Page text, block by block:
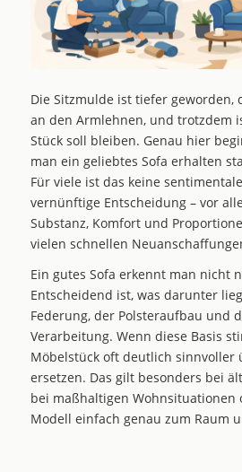
Die Sitzmulde ist tiefer geworden,
an den Armlehnen, und trotzdem
Stück soll bleiben. Genau hier
man ein geliebtes Sofa erhalten
Für viele ist das keine
vernünftige Entscheidung – vor
Substanz, Komfort und
vielen schnellen
Ein gutes Sofa erkennt man nicht
Entscheidend ist, was darunter
Federung, der Polsteraufbau und
Verarbeitung. Wenn diese Basis
Möbelstück oft deutlich sinnvoller
ersetzen. Das gilt besonders bei
bei maßhaltigen Wohnsituationen
Modell einfach genau zum Raum